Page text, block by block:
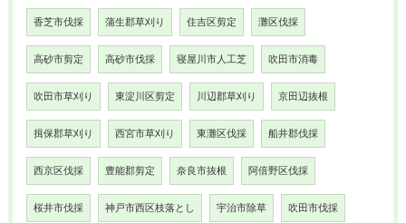
香芝市伐採 蒲生郡草刈り 住吉区剪定 灘区伐採
高砂市剪定 高砂市伐採 寝屋川市人工芝 吹田市消毒
吹田市草刈り 東淀川区剪定 川辺郡草刈り 京田辺抜根
揖保郡草刈り 西宮市草刈り 東灘区伐採 船井郡伐採
西京区伐採 豊能郡剪定 奈良市抜根 阿倍野区伐採
桜井市伐採 神戸市西区枝落とし 宇治市除草 吹田市伐採